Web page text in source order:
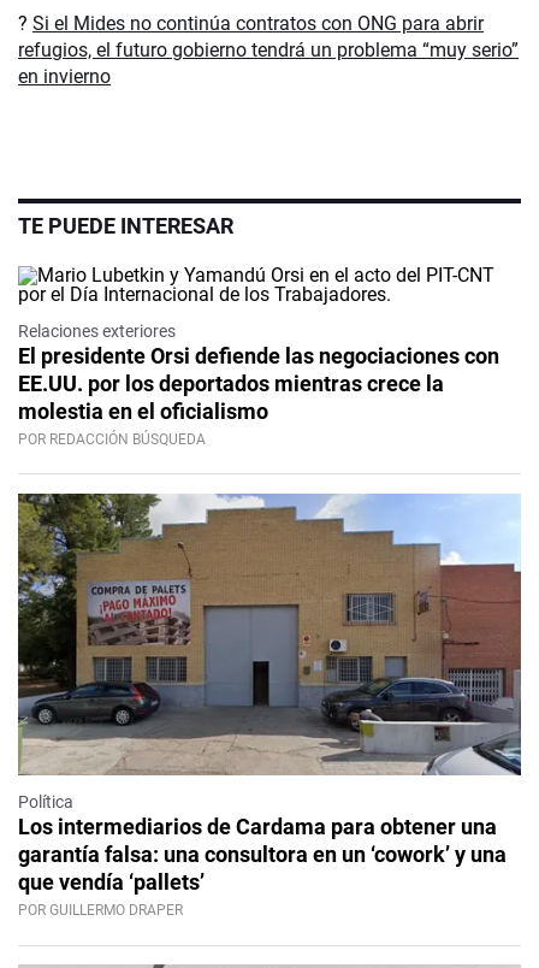
? Si el Mides no continúa contratos con ONG para abrir
refugios, el futuro gobierno tendrá un problema “muy serio”
en invierno
TE PUEDE INTERESAR
Relaciones exteriores
El presidente Orsi defiende las negociaciones con
EE.UU. por los deportados mientras crece la
molestia en el oficialismo
POR REDACCIÓN BÚSQUEDA
Política
Los intermediarios de Cardama para obtener una
garantía falsa: una consultora en un ‘cowork’ y una
que vendía ‘pallets’
POR GUILLERMO DRAPER